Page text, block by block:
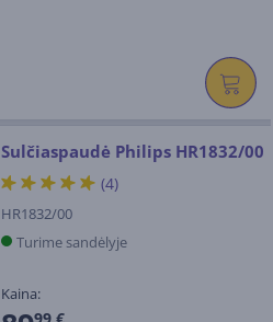
Sulčiaspaudė Philips HR1832/00
(4)
HR1832/00
Turime sandėlyje
Kaina: